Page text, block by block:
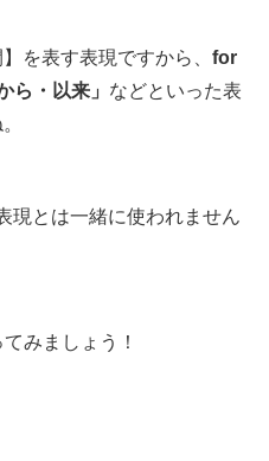
を表す表現ですから、 for
ら・以来」 などといった表
現とは一緒に使われません
みましょう！